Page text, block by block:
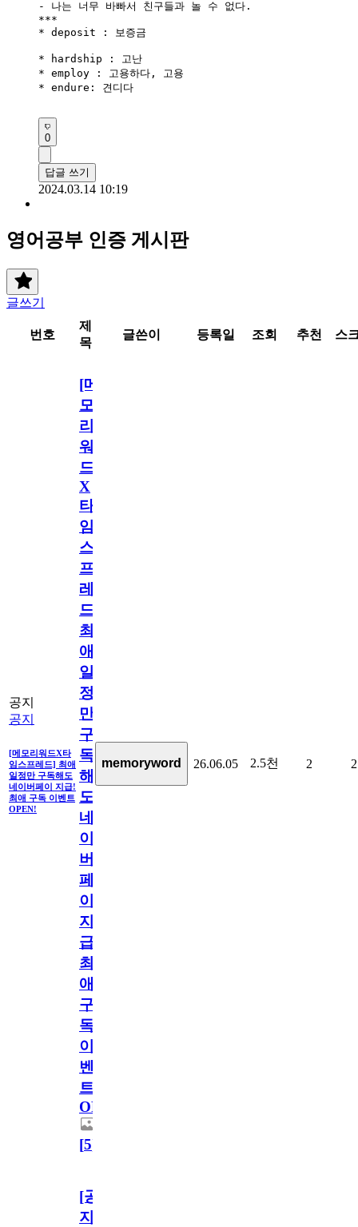
- 나는 너무 바빠서 친구들과 놀 수 없다.
***
* deposit : 보증금
* hardship : 고난
* employ : 고용하다, 고용
* endure: 견디다
0
답글 쓰기
2024.03.14 10:19
영어공부 인증 게시판
글쓰기
번호
제
목
글쓴이 등록일 조회 추천 스
공지
공지
[메모리워드X타
임스프레드] 최애
일정만 구독해도
네이버페이 지급!
최애 구독 이벤트
OPEN!
[메
모
리
워
드
X
타
임
스
프
레
드]
최
애
일
정
만
구
독
해
도
네
이
버
페
이
지
급!
최
애
구
독
이
벤
트
OPEN!
[5]
memoryword 26.06.05 2.5천 2 2
[공
지]